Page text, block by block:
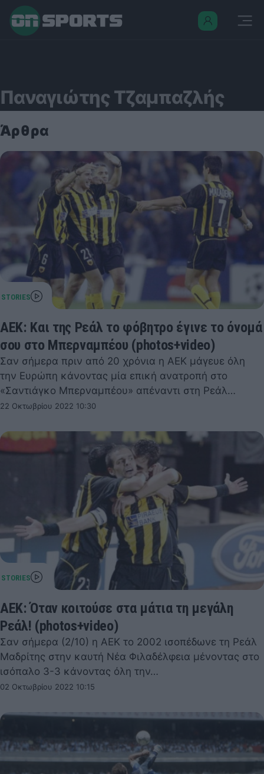
Παναγιώτης Τζαμπαζλής
Άρθρα
ΑΕΚ: Και της Ρεάλ το φόβητρο έγινε το όνομά
σου στο Μπερναμπέου (photos+video)
Σαν σήμερα πριν από 20 χρόνια η ΑΕΚ μάγευε όλη
την Ευρώπη κάνοντας μία επική ανατροπή στο
«Σαντιάγκο Μπερναμπέου» απέναντι στη Ρεάλ…
22 Οκτωβρίου 2022 10:30
ΑΕΚ: Όταν κοιτούσε στα μάτια τη μεγάλη
Ρεάλ! (photos+video)
Σαν σήμερα (2/10) η ΑΕΚ το 2002 ισοπέδωνε τη Ρεάλ
Μαδρίτης στην καυτή Νέα Φιλαδέλφεια μένοντας στο
ισόπαλο 3-3 κάνοντας όλη την…
02 Οκτωβρίου 2022 10:15